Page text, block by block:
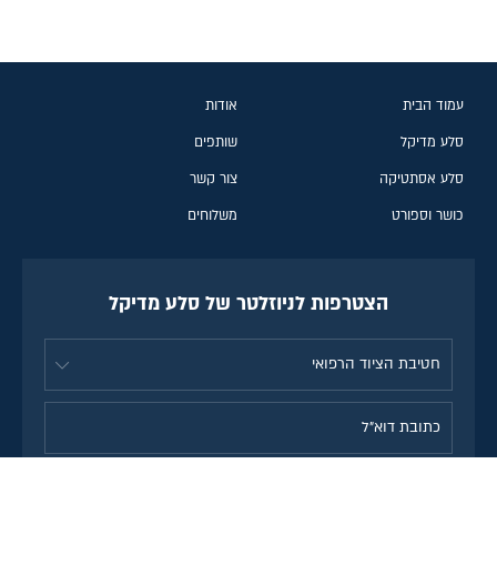
עמוד הבית אודות
סלע מדיקל שותפים
סלע אסתטיקה צור קשר
כושר וספורט משלוחים
הצטרפות לניוזלטר של סלע מדיקל